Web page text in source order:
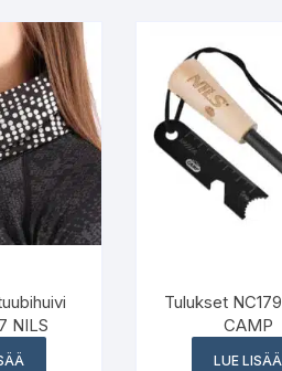
NILS
Tulukset
CAMP
LUE LISÄÄ